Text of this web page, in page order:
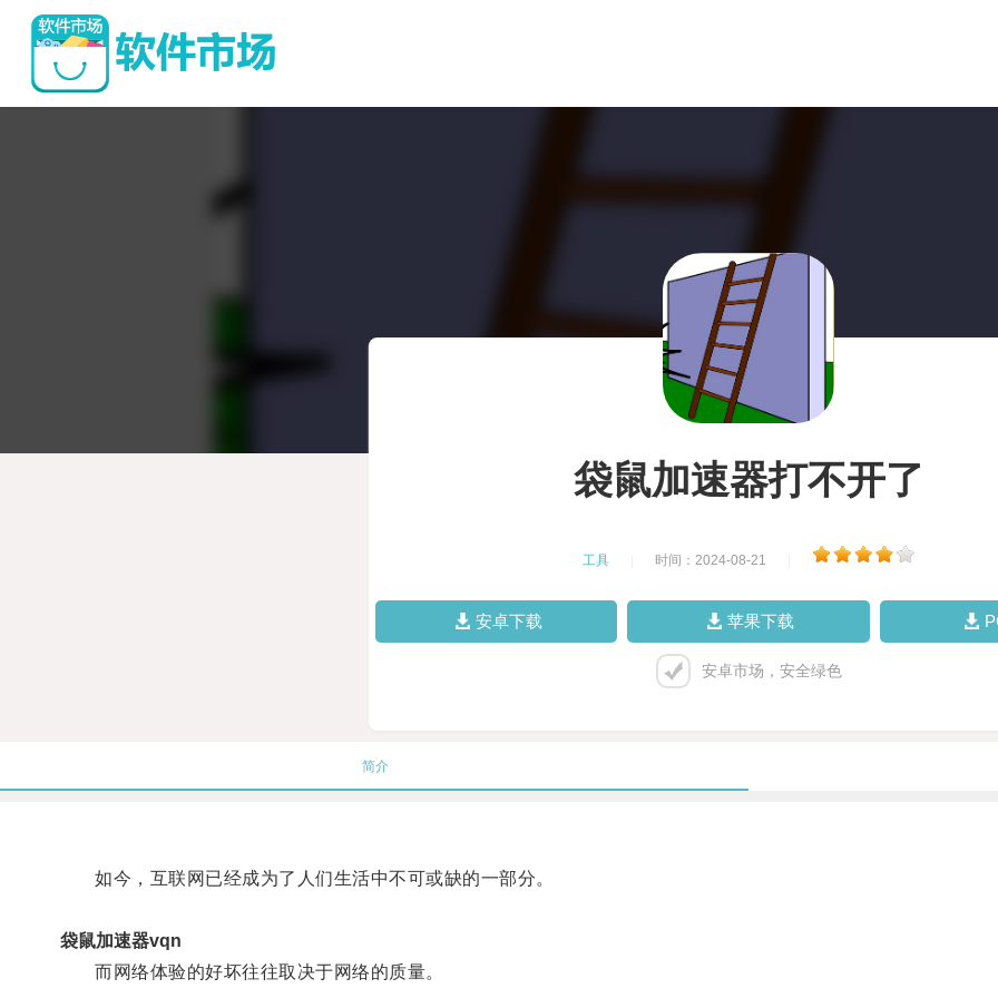
袋鼠加速器打不开了
工具 时间：2024-08-21
安卓下载 苹果下载
安卓市场，安全绿色
简介
如今，互联网已经成为了人们生活中不可或缺的一部分。
袋鼠加速器vqn
而网络体验的好坏往往取决于网络的质量。